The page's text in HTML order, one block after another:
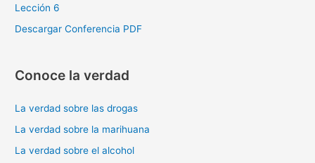
:Lección 6
Descargar Conferencia PDF
Conoce la verdad
La verdad sobre las drogas
La verdad sobre la marihuana
La verdad sobre el alcohol